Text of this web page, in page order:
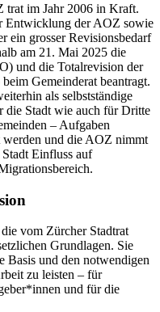
trat im Jahr 2006 in Kraft.
Entwicklung der AOZ sowie
ein grosser Revisionsbedarf
am 21. Mai 2025 die
und die Totalrevision der
Gemeinderat beantragt.
als selbstständige
Stadt wie auch für Dritte
– Aufgaben
werden und die AOZ nimmt
Einfluss auf
vom Zürcher Stadtrat
Grundlagen. Sie
Basis und den notwendigen
zu leisten – für
und für die